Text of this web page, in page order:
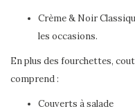
Crème & Noir
les occasions.
En plus des fourchettes,
comprend :
Couverts à salade